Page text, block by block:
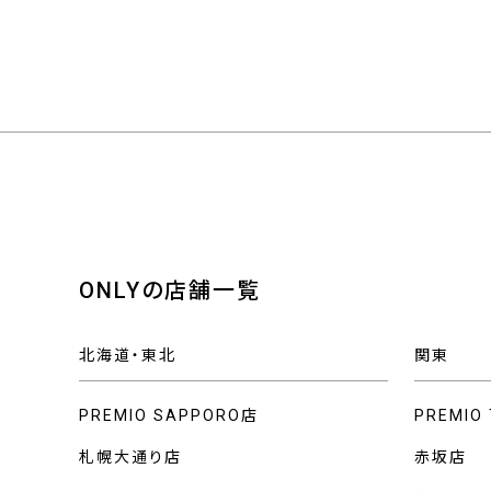
ONLYの店舗一覧
北海道・東北
PREMIO SAPPORO店
札幌大通り店
関東
PREMIO
赤坂店